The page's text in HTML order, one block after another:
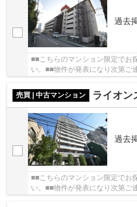
過去
■■こちらのマンション限定でお
い。■■物件が発表になり次第ご
売買 | 中古マンション ライオン
過去
■■こちらのマンション限定でお
い。■■物件が発表になり次第ご